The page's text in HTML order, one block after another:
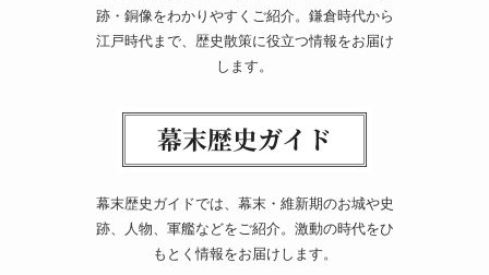
跡・銅像をわかりやすくご紹介。鎌倉時代から
江戸時代まで、歴史散策に役立つ情報をお届け
します。
幕末歴史ガイドでは、幕末・維新期のお城や史
跡、人物、軍艦などをご紹介。激動の時代をひ
もとく情報をお届けします。